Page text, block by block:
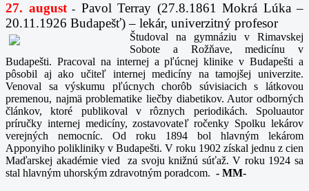
27. august- Pavol Terray (27.8.1861 Mokrá Lúka –
20.11.1926 Budapešť) – lekár, univerzitný profesor
Študoval na gymnáziu v Rimavskej
Sobote a Rožňave, medicínu v
Budapešti. Pracoval na internej a pľúcnej klinike v Budapešti a
pôsobil aj ako učiteľ internej medicíny na tamojšej univerzite.
Venoval sa výskumu pľúcnych chorôb súvisiacich s látkovou
premenou, najmä problematike liečby diabetikov. Autor odborných
článkov, ktoré publikoval v rôznych periodikách. Spoluautor
príručky internej medicíny, zostavovateľ ročenky Spolku lekárov
verejných nemocníc. Od roku 1894 bol hlavným lekárom
Apponyiho polikliniky v Budapešti. V roku 1902 získal jednu z cien
Maďarskej akadémie vied za svoju knižnú súťaž. V roku 1924 sa
stal hlavným uhorským zdravotným poradcom. - MM-